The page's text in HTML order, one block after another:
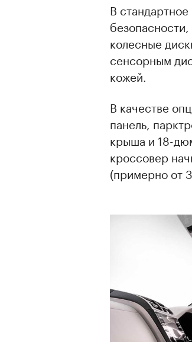
В
колесные
сенсорным
кожей.
В качестве
панель,
крыша и 18-
кроссовер
(примерно от